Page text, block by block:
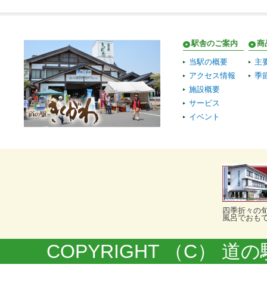
駅舎のご案内
当駅の概要
アクセス情報
施設概要
サービス
イベント
商
主
季
四季折々の
風呂でおも
COPYRIGHT （C） 道